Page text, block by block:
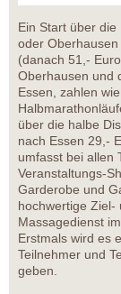
Ein Start über
oder
(danach 51,-
Oberhausen und
Essen, zahlen
über die halbe
nach Essen 29,-
umfasst bei allen
Veranstaltungs-
Garderobe und
hochwertige Ziel-
Massagedienst
Erstmals wird es
Teilnehmer und
geben.